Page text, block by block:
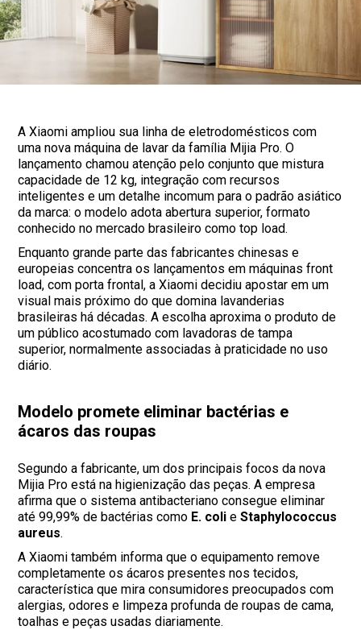
A Xiaomi ampliou sua linha de eletrodomésticos com
uma nova máquina de lavar da família Mijia Pro. O
lançamento chamou atenção pelo conjunto que mistura
capacidade de 12 kg, integração com recursos
inteligentes e um detalhe incomum para o padrão asiático
da marca: o modelo adota abertura superior, formato
conhecido no mercado brasileiro como top load.
Enquanto grande parte das fabricantes chinesas e
europeias concentra os lançamentos em máquinas front
load, com porta frontal, a Xiaomi decidiu apostar em um
visual mais próximo do que domina lavanderias
brasileiras há décadas. A escolha aproxima o produto de
um público acostumado com lavadoras de tampa
superior, normalmente associadas à praticidade no uso
diário.
Modelo promete eliminar bactérias e
ácaros das roupas
Segundo a fabricante, um dos principais focos da nova
Mijia Pro está na higienização das peças. A empresa
afirma que o sistema antibacteriano consegue eliminar
até 99,99% de bactérias como E. coli eStaphylococcus
aureus.
A Xiaomi também informa que o equipamento remove
completamente os ácaros presentes nos tecidos,
característica que mira consumidores preocupados com
alergias, odores e limpeza profunda de roupas de cama,
toalhas e peças usadas diariamente.